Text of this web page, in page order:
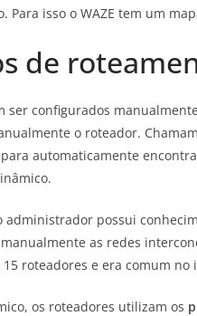
Para isso o WAZE tem um
de
ser configurados
o roteador.
automaticamente
administrador possui
as redes
15 roteadores e era comum
os roteadores utilizam os